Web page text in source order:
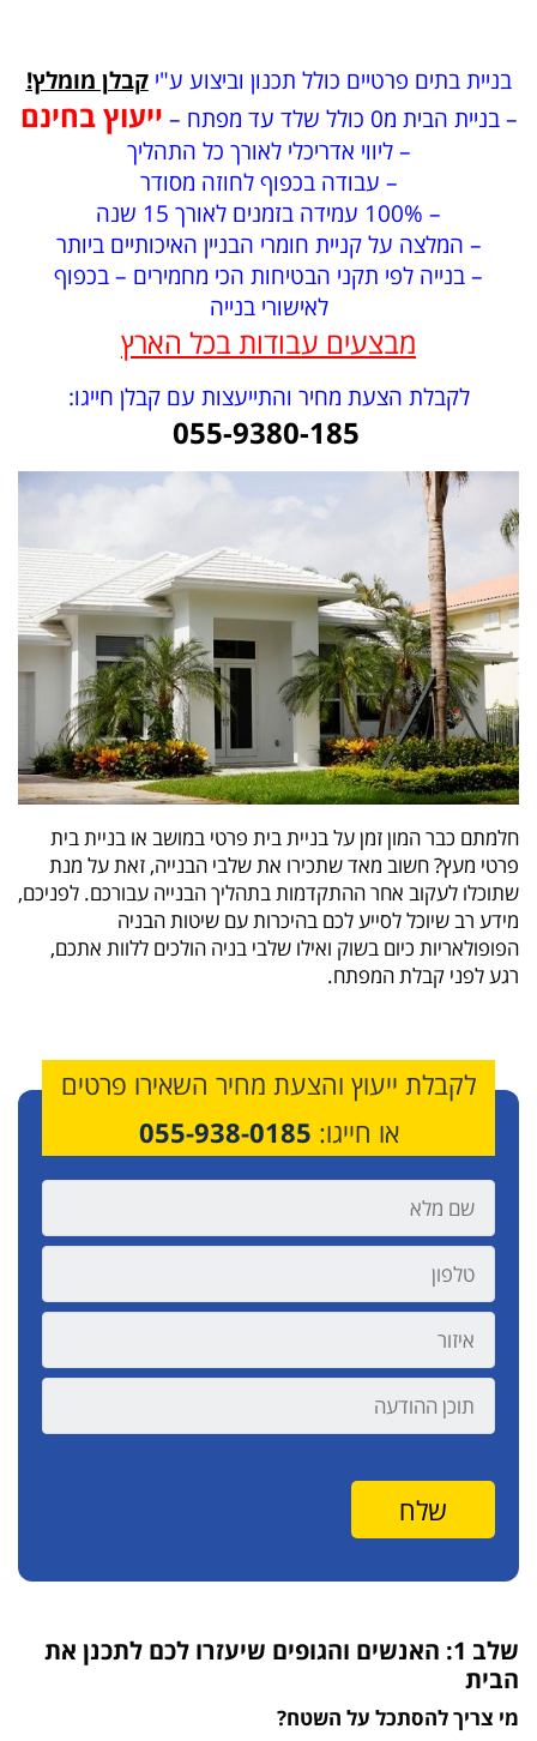
בניית בתים פרטיים כולל תכנון וביצוע ע"יקבלן מומלץ!
– בניית הבית מ0 כולל שלד עד מפתח –
ייעוץ בחינם
– ליווי אדריכלי לאורך כל התהליך
– עבודה בכפוף לחוזה מסודר
– 100% עמידה בזמנים לאורך 15 שנה
– המלצה על קניית חומרי הבניין האיכותיים ביותר
– בנייה לפי תקני הבטיחות הכי מחמירים – בכפוף
לאישורי בנייה
מבצעים עבודות בכל הארץ
לקבלת הצעת מחיר והתייעצות עם קבלן חייגו:
055-9380-185
חלמתם כבר המון זמן על בניית בית פרטי במושב או בניית בית
פרטי מעץ? חשוב מאד שתכירו את שלבי הבנייה, זאת על מנת
שתוכלו לעקוב אחר ההתקדמות בתהליך הבנייה עבורכם. לפניכם,
מידע רב שיוכל לסייע לכם בהיכרות עם שיטות הבניה
הפופולאריות כיום בשוק ואילו שלבי בניה הולכים ללוות אתכם,
רגע לפני קבלת המפתח.
לקבלת ייעוץ והצעת מחיר השאירו פרטים
או חייגו: 055-938-0185
שלב 1: האנשים והגופים שיעזרו לכם לתכנן את
הבית
מי צריך להסתכל על השטח?